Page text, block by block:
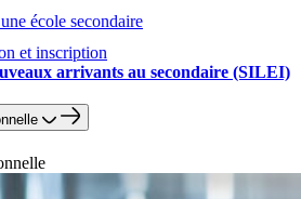
école secondaire
et inscription
arrivants au secondaire (SILEI)